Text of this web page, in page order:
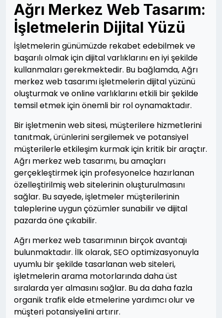
Ağrı Merkez Web Tasarım:
İşletmelerin Dijital Yüzü
İşletmelerin günümüzde rekabet edebilmek ve
başarılı olmak için dijital varlıklarını en iyi şekilde
kullanmaları gerekmektedir. Bu bağlamda, Ağrı
merkez web tasarımı işletmelerin dijital yüzünü
oluşturmak ve online varlıklarını etkili bir şekilde
temsil etmek için önemli bir rol oynamaktadır.
Bir işletmenin web sitesi, müşterilere hizmetlerini
tanıtmak, ürünlerini sergilemek ve potansiyel
müşterilerle etkileşim kurmak için kritik bir araçtır.
Ağrı merkez web tasarımı, bu amaçları
gerçekleştirmek için profesyonelce hazırlanan
özelleştirilmiş web sitelerinin oluşturulmasını
sağlar. Bu sayede, işletmeler müşterilerinin
taleplerine uygun çözümler sunabilir ve dijital
pazarda öne çıkabilir.
Ağrı merkez web tasarımının birçok avantajı
bulunmaktadır. İlk olarak, SEO optimizasyonuyla
uyumlu bir şekilde tasarlanan web siteleri,
işletmelerin arama motorlarında daha üst
sıralarda yer almasını sağlar. Bu da daha fazla
organik trafik elde etmelerine yardımcı olur ve
müşteri potansiyelini artırır.